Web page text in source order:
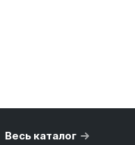
Весь каталог